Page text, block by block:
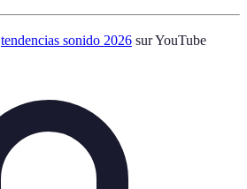
tendencias sonido 2026 sur YouTube